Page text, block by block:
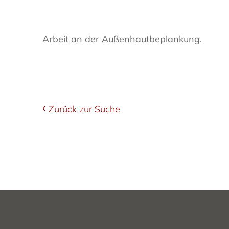
Arbeit an der Außenhautbeplankung.
Zurück zur Suche